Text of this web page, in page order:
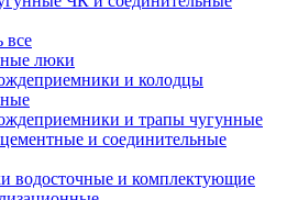
все
люки
и колодцы
и трапы чугунные
и соединительные
водосточные и комплектующие